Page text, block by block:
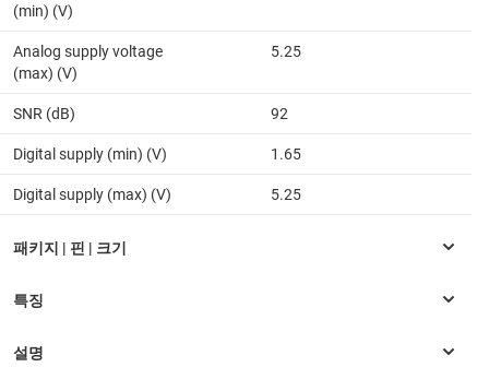
(min) (V)
Analog supply voltage
(max) (V)
5.25
SNR (dB) 92
Digital supply (min) (V) 1.65
Digital supply (max) (V) 5.25